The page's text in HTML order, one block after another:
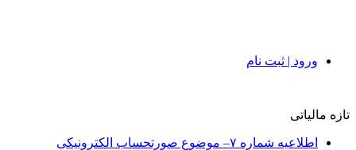
ورود | ثبت نام
تازه مالیاتی
اطلاعیه شماره ۷– موضوع صورتحساب الکترونیکی